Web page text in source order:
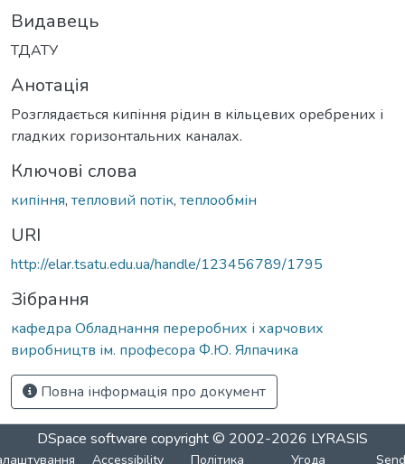
Видавець
ТДАТУ
Анотація
Розглядається кипіння рідин в кільцевих оребрених і
гладких горизонтальних каналах.
Ключові слова
кипіння, тепловий потік, теплообмін
URI
http://elar.tsatu.edu.ua/handle/123456789/1795
Зібрання
кафедра Обладнання переробних і харчових
виробництв ім. професора Ф.Ю. Ялпачика
Повна інформація про документ
DSpace software copyright © 2002-2026 LYRASIS
Accessibility Політика Угода Send